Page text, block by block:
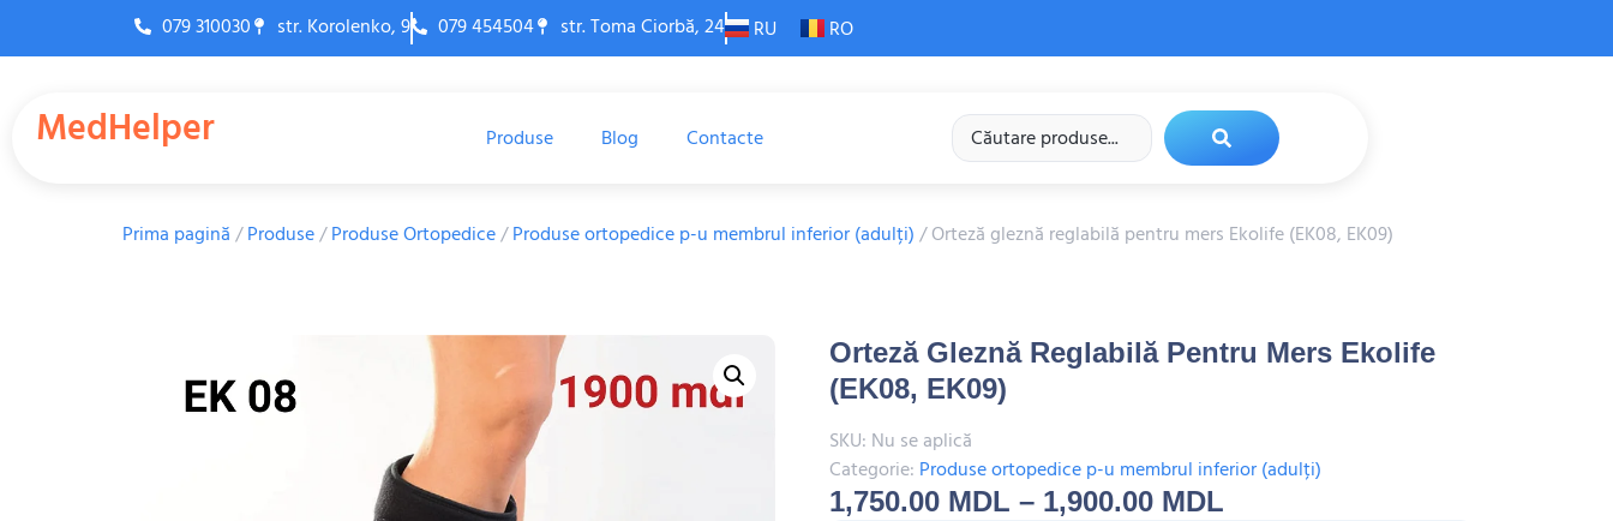
079 310030 str. Korolenko, 9 079 454504 str. Toma Ciorbă, 24 RU RO
MedHelper Produse Blog Contacte
Prima pagină/Produse/Produse Ortopedice/Produse ortopedice p-u membrul inferior (adulți)/ Orteză gleznă reglabilă pentru mers Ekolife (EK08, EK09)
Orteză Gleznă Reglabilă Pentru Mers Ekolife
(EK08, EK09)
SKU: Nu se aplică
Categorie: Produse ortopedice p-u membrul inferior (adulți)
1,750.00 MDL – 1,900.00 MDL